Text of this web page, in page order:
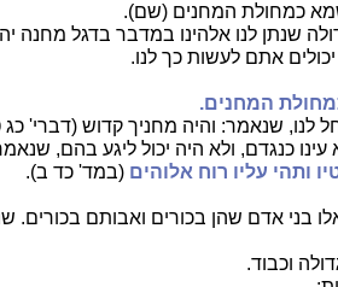
שמא כמחולת המחנים (שם).
שנתן לנו אלהינו במדבר בדגל מחנה
אתם לעשות כך לנו.
המחנים.
לנו, שנאמר: והיה מחניך קדוש (דברי' כג
כנגדם, ולא היה יכול ליגע בהם,
ותהי עליו רוח אלוהים (במד' כד ב).
בני אדם שהן בכורים ואבותם בכורים.
וכבוד.